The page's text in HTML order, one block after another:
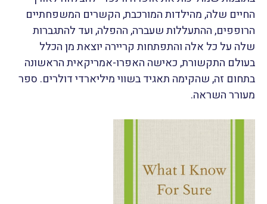
החיים שלה, מהילדות המורכבת, הקשרים המשפחתיים
הרופפים, ההתעללות שעברה, ההפלה, ועד להתגברות
שלה על כל אלה והתפתחות קריירה יוצאת מן הכלל
בעולם התקשורת, כאישה האפרו-אמריקאית הראשונה
בתחום זה, שהקימה תאגיד בשווי מיליארדי דולרים. ספר
מעורר השראה.